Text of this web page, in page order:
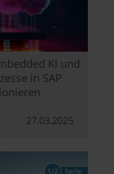
KI und
in SAP
27.03.2025